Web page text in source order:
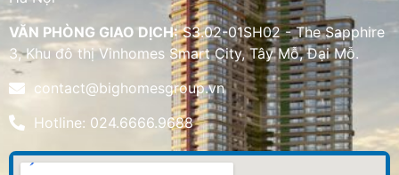
VĂN PHÒNG GIAO DỊCH:S3.02-01SH02 - The Sapphire
3, Khu đô thị Vinhomes Smart City, Tây Mỗ, Đại Mỗ.
contact@bighomesgroup.vn
Hotline: 024.6666.9688